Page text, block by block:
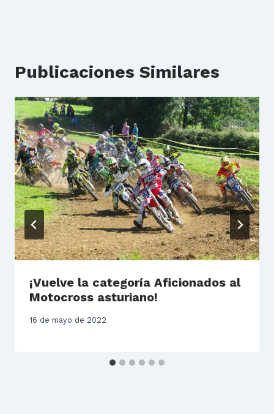
Publicaciones Similares
¡Vuelve la categoría Aficionados al
Motocross asturiano!
16 de mayo de 2022